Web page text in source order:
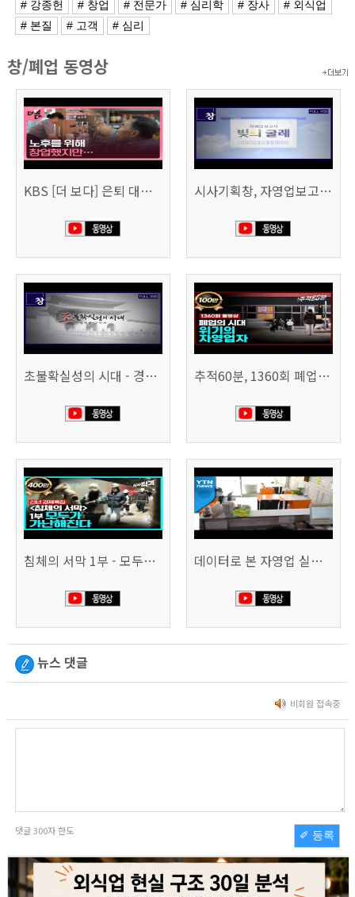
# 강종헌 # 창업 # 전문가 # 심리학 # 장사
# 외식업
# 본질
# 고객 # 심리
창/폐업 동영상
KBS [더 보다] 은퇴 대신 폐업 시사기획창, 자영업보고서 빚의 굴레 507회 (KBS 25.6.10)
초불확실성의 시대 - 경제를 구하라 494회 (KBS 25.2.11) 추적60분, 1360회 폐업의 시대, 위기의 자영업자
침체의 서막 1부 - 모두가 가난해진다 | 시사직격 신년특집 데이터로 본 자영업 실태 - 매출 '뚝', 장수 업소도 '휘청'
뉴스 댓글
비회원 접속중
댓글300자 한도 ✐ 등록